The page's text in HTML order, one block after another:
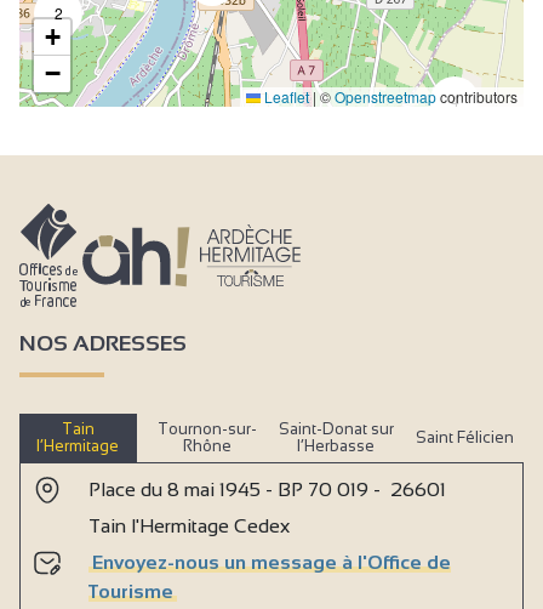
4
2
+
−
Leaflet | ©Openstreetmapcontributors
NOS ADRESSES
Tain
l’Hermitage
Tournon-sur-
Rhône
Saint-Donat sur
l’Herbasse
Saint Félicien
Place du 8 mai 1945 - BP 70 019 - 26601
Tain l'Hermitage Cedex
Envoyez-nous un message à l'Office de
Tourisme